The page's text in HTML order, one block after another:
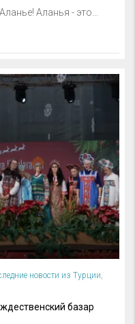
Аланья - это...
новости из Турции
базар